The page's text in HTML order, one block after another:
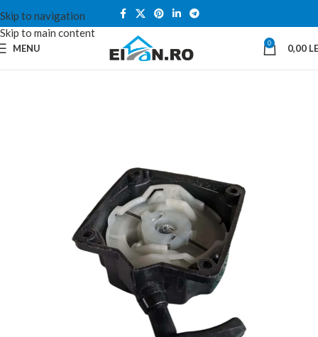
Skip to navigation
Skip to main content
MENU 0 0,00